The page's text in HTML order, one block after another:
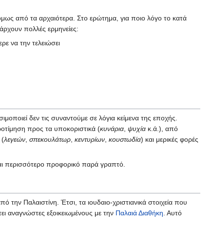
από τα αρχαιότερα. Στο ερώτημα, για ποιο λόγο το κατά
πολλές ερμηνείες:
να την τελειώσει
δεν τις συναντούμε σε λόγια κείμενα της εποχής.
προς τα υποκοριστικά (κυνάρια ψυχία κ.ά.), από
(λεγεών σπεκουλάτωρ κεντυρίων κουστωδία) και μερικές φορές
περισσότερο προφορικό παρά γραπτό.
Παλαιστίνη. Έτσι, τα ιουδαιο-χριστιανικά στοιχεία που
εξοικειωμένους με την Παλαιά Διαθήκη . Αυτό